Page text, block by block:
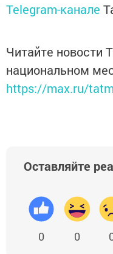
Telegram-канале
Читайте новости
национальном
https://max.ru/
Оставляйте
0 0